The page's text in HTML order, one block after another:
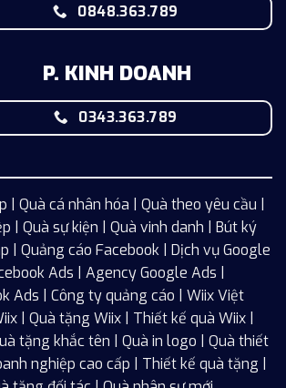
0848.363.789
P. KINH DOANH
0343.363.789
| Quà cá nhân hóa | Quà theo yêu cầu |
| Quà sự kiện | Quà vinh danh | Bút ký
| Quảng cáo Facebook | Dịch vụ Google
Ads | Agency Google Ads |
Ads | Công ty quảng cáo | WiixViệt
| Quà tặng Wiix | Thiết kế quà Wiix |
tặng khắc tên | Quà in logo | Quà thiết
nghiệp cao cấp | Thiết kế quà tặng |